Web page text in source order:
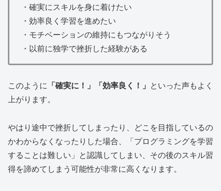
・確実にスキルを身に着けたい
・効率良く学習を進めたい
・モチベーションの維持にもつながりそう
・以前に独学で挫折した経験がある
このように 「確実に！」「効率良く！」
といった声もよく
上がります。
やはり途中で挫折してしまったり、どこを目指しているの
かわからなくなったりした場合、「プログラミングを学習
することは難しい」と認識してしまい、その後のスキル習
得を諦めてしまう可能性が非常に高くなります。